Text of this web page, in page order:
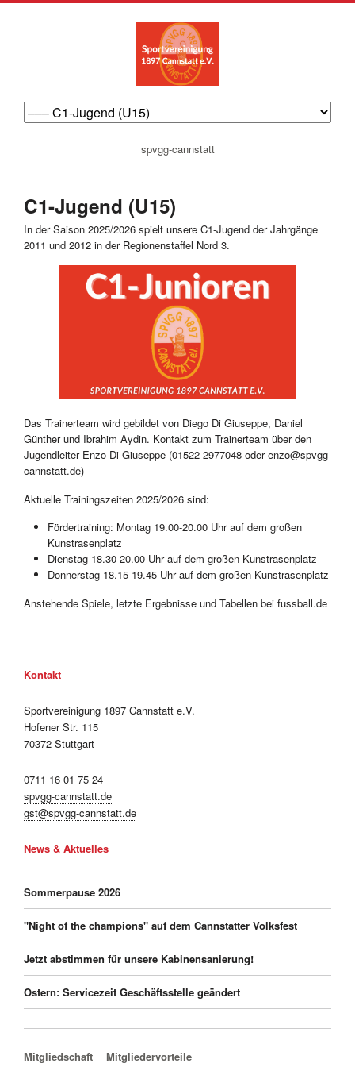
navigation
spvgg-cannstatt
C1-Jugend (U15)
In der Saison 2025/2026 spielt unsere C1-Jugend der Jahrgänge
2011 und 2012 in der Regionenstaffel Nord 3.
Das Trainerteam wird gebildet von Diego Di Giuseppe, Daniel
Günther und Ibrahim Aydin. Kontakt zum Trainerteam über den
Jugendleiter Enzo Di Giuseppe (01522-2977048 oder enzo@spvgg-
cannstatt.de)
Aktuelle Trainingszeiten 2025/2026 sind:
Fördertraining: Montag 19.00-20.00 Uhr auf dem großen
Kunstrasenplatz
Dienstag 18.30-20.00 Uhr auf dem großen Kunstrasenplatz
Donnerstag 18.15-19.45 Uhr auf dem großen Kunstrasenplatz
Anstehende Spiele, letzte Ergebnisse und Tabellen bei fussball.de
Kontakt
Sportvereinigung 1897 Cannstatt e.V.
Hofener Str. 115
70372 Stuttgart
0711 16 01 75 24
spvgg-cannstatt.de
gst@spvgg-cannstatt.de
News & Aktuelles
Sommerpause 2026
"Night of the champions" auf dem Cannstatter Volksfest
Jetzt abstimmen für unsere Kabinensanierung!
Ostern: Servicezeit Geschäftsstelle geändert
Navigation überspringen
Mitgliedschaft
Mitgliedervorteile